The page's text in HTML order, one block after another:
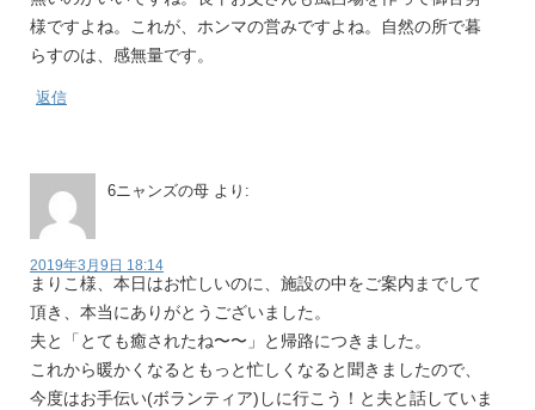
様ですよね。これが、ホンマの営みですよね。自然の所で暮
らすのは、感無量です。
返信
6ニャンズの母 より:
2019年3月9日 18:14
まりこ様、本日はお忙しいのに、施設の中をご案内までして
頂き、本当にありがとうございました。
夫と「とても癒されたね〜〜」と帰路につきました。
これから暖かくなるともっと忙しくなると聞きましたので、
今度はお手伝い(ボランティア)しに行こう！と夫と話していま